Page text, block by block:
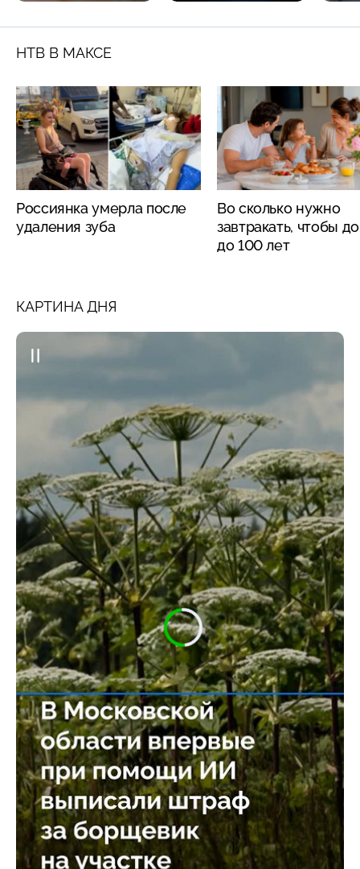
НТВ В МАКСЕ
Россиянка умерла после
удаления зуба
Во сколько нужно
завтракать, чтобы
до 100 лет
КАРТИНА ДНЯ